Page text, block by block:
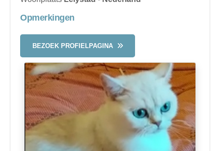
Opmerkingen
BEZOEK PROFIELPAGINA